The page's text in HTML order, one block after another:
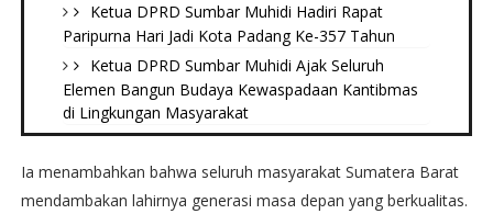
Ketua DPRD Sumbar Muhidi Hadiri Rapat
Paripurna Hari Jadi Kota Padang Ke-357 Tahun
Ketua DPRD Sumbar Muhidi Ajak Seluruh
Elemen Bangun Budaya Kewaspadaan Kantibmas
di Lingkungan Masyarakat
Ia menambahkan bahwa seluruh masyarakat Sumatera Barat
mendambakan lahirnya generasi masa depan yang berkualitas.